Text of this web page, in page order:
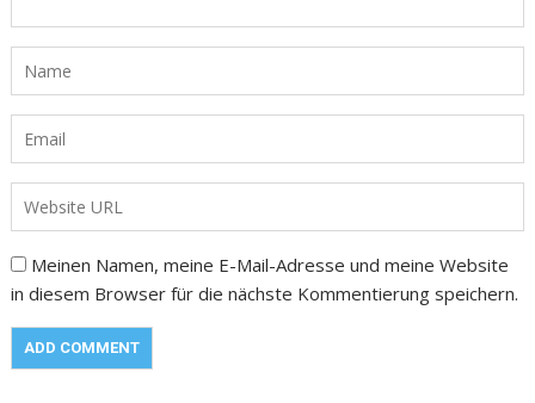
Meinen Namen, meine E-Mail-Adresse und meine Website
in diesem Browser für die nächste Kommentierung speichern.